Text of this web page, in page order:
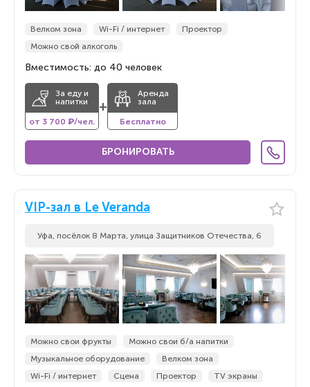
Велком зона Wi-Fi / интернет
Проектор
Можно свой алкоголь
Вместимость: до 40 человек
За еду и
напитки
от 3 700 ₽/чел.
+
Аренда
зала
Бесплатно
БРОНИРОВАТЬ
VIP-зал в Le Veranda
Уфа, посёлок 8 Марта, улица Защитников Отечества, 6
Можно свои фрукты
Можно свои б/а напитки
Музыкальное оборудование
Велком зона
Wi-Fi / интернет
Сцена Проектор
TV экраны